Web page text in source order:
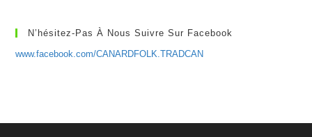
N’hésitez-Pas À Nous Suivre Sur Facebook
www.facebook.com/CANARDFOLK.TRADCAN